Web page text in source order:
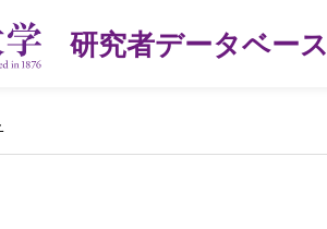
研究者データベース